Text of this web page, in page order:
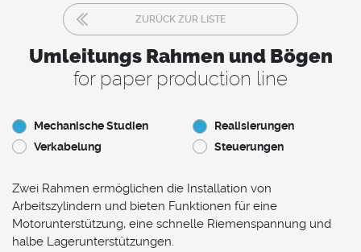
ZURÜCK ZUR LISTE
Umleitungs Rahmen und Bögen
for paper production line
Mechanische Studien
Realisierungen
Verkabelung
Steuerungen
Zwei Rahmen ermöglichen die Installation von
Arbeitszylindern und bieten Funktionen für eine
Motorunterstützung, eine schnelle Riemenspannung und
halbe Lagerunterstützungen.